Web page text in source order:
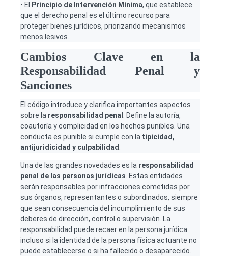
• El Principio de Intervención Mínima, que establece
que el derecho penal es el último recurso para
proteger bienes jurídicos, priorizando mecanismos
menos lesivos.
Cambios Clave en la
Responsabilidad Penal y
Sanciones
El código introduce y clarifica importantes aspectos
sobre la responsabilidad penal . Define la autoría,
coautoría y complicidad en los hechos punibles. Una
conducta es punible si cumple con la tipicidad,
antijuridicidad y culpabilidad.
Una de las grandes novedades es la responsabilidad
penal de las personas jurídicas. Estas entidades
serán responsables por infracciones cometidas por
sus órganos, representantes o subordinados, siempre
que sean consecuencia del incumplimiento de sus
deberes de dirección, control o supervisión. La
responsabilidad puede recaer en la persona jurídica
incluso si la identidad de la persona física actuante no
puede establecerse o si ha fallecido o desaparecido.